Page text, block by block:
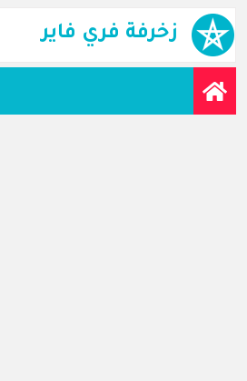
زخرفة فري فاير